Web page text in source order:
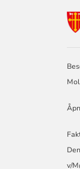
v/